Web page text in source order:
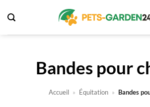
au
contenu
Bandes pour
Accueil » Équitation » Bandes